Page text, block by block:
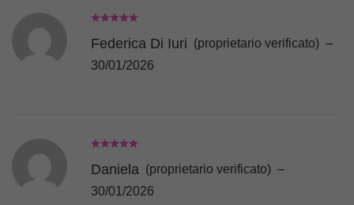
Federica Di Iuri (proprietario verificato) –
30/01/2026
Daniela (proprietario verificato) –
30/01/2026